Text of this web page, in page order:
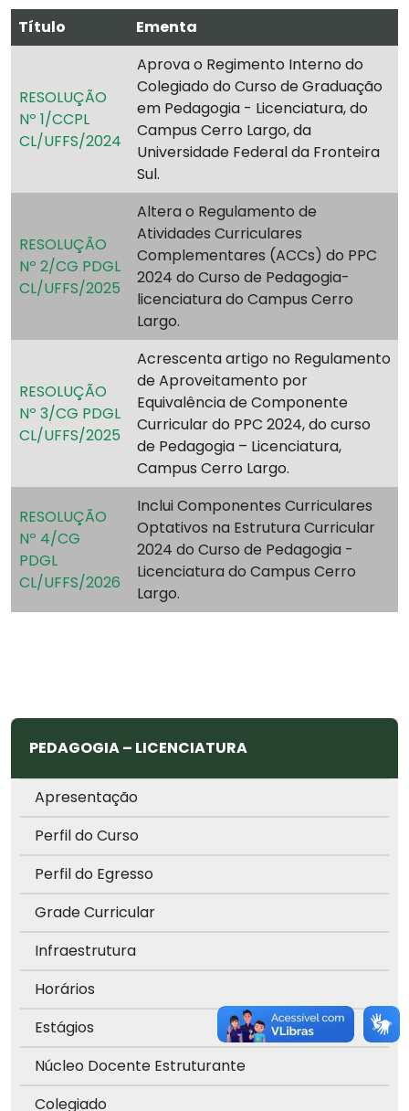
Título Ementa
RESOLUÇÃO
Nº 1/CCPL
CL/UFFS/2024
Aprova o Regimento Interno do
Colegiado do Curso de Graduação
em Pedagogia - Licenciatura, do
Campus Cerro Largo, da
Universidade Federal da Fronteira
Sul.
RESOLUÇÃO
Nº 2/CG PDGL
CL/UFFS/2025
Altera o Regulamento de
Atividades Curriculares
Complementares (ACCs) do PPC
2024 do Curso de Pedagogia-
licenciatura do Campus Cerro
Largo.
RESOLUÇÃO
Nº 3/CG PDGL
CL/UFFS/2025
Acrescenta artigo no Regulamento
de Aproveitamento por
Equivalência de Componente
Curricular do PPC 2024, do curso
de Pedagogia – Licenciatura,
Campus Cerro Largo.
RESOLUÇÃO
Nº 4/CG
PDGL
CL/UFFS/2026
Inclui Componentes Curriculares
Optativos na Estrutura Curricular
2024 do Curso de Pedagogia -
Licenciatura do Campus Cerro
Largo.
PEDAGOGIA – LICENCIATURA
Apresentação
Perfil do Curso
Perfil do Egresso
Grade Curricular
Infraestrutura
Horários
Estágios
Núcleo Docente Estruturante
Colegiado